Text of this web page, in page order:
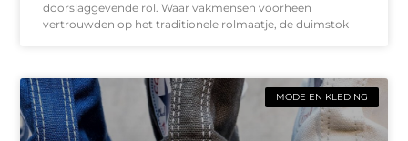
doorslaggevende rol. Waar vakmensen voorheen
vertrouwden op het traditionele rolmaatje, de duimstok
MODE EN KLEDING